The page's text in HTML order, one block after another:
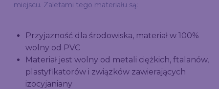
miejscu. Zaletami tego materiału są:
Przyjazność dla środowiska, materiał w 100%
wolny od PVC
Materiał jest wolny od metali ciężkich, ftalanów,
plastyfikatorów i związków zawierających
izocyjaniany